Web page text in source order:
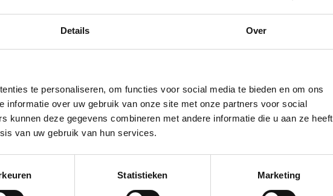
Details Over
te personaliseren, om functies voor social media te bieden en om ons
informatie over uw gebruik van onze site met onze partners voor social
kunnen deze gegevens combineren met andere informatie die u aan ze heeft
van uw gebruik van hun services.
Statistieken Marketing